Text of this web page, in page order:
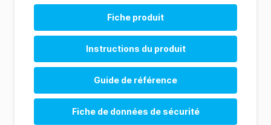
Fiche produit
Instructions du produit
Guide de référence
Fiche de données de sécurité